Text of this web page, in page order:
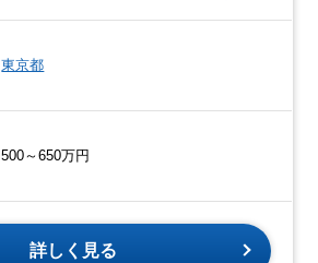
東京都
500～650万円
詳しく見る